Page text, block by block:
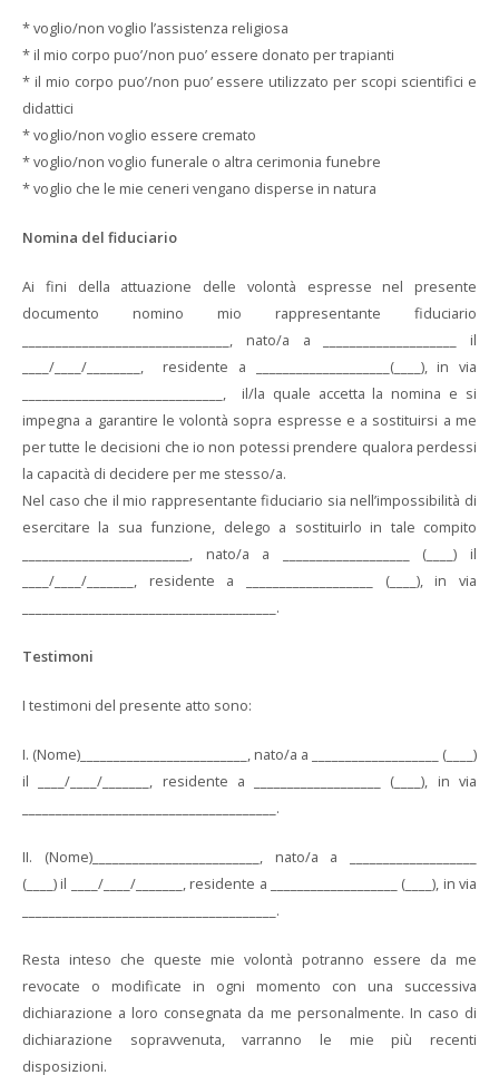
* voglio/non voglio l’assistenza religiosa
* il mio corpo puo’/non puo’ essere donato per trapianti
* il mio corpo puo’/non puo’ essere utilizzato per scopi scientifici e
didattici
* voglio/non voglio essere cremato
* voglio/non voglio funerale o altra cerimonia funebre
* voglio che le mie ceneri vengano disperse in natura
Nomina del fiduciario
Ai fini della attuazione delle volontà espresse nel presente
documento nomino mio rappresentante fiduciario
_______________________________, nato/a a ____________________ il
____/____/________, residente a ____________________(____), in via
______________________________, il/la quale accetta la nomina e si
impegna a garantire le volontà sopra espresse e a sostituirsi a me
per tutte le decisioni che io non potessi prendere qualora perdessi
la capacità di decidere per me stesso/a.
Nel caso che il mio rappresentante fiduciario sia nell’impossibilità di
esercitare la sua funzione, delego a sostituirlo in tale compito
_________________________, nato/a a ___________________ (____) il
____/____/_______, residente a ___________________ (____), in via
______________________________________.
Testimoni
I testimoni del presente atto sono:
I. (Nome)_________________________, nato/a a ___________________ (____)
il ____/____/_______, residente a ___________________ (____), in via
______________________________________.
II. (Nome)_________________________, nato/a a ___________________
(____) il ____/____/_______, residente a ___________________ (____), in via
______________________________________.
Resta inteso che queste mie volontà potranno essere da me
revocate o modificate in ogni momento con una successiva
dichiarazione a loro consegnata da me personalmente. In caso di
dichiarazione sopravvenuta, varranno le mie più recenti
disposizioni.